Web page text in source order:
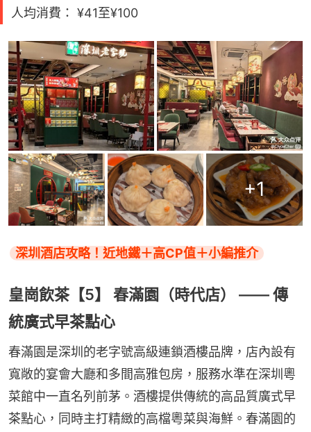
人均消費： ¥41至¥100
+1
深圳酒店攻略！近地鐵＋高CP值＋小編推介
皇崗飲茶【5】 春滿園（時代店） —— 傳
統廣式早茶點心
春滿園是深圳的老字號高級連鎖酒樓品牌，店內設有
寬敞的宴會大廳和多間高雅包房，服務水準在深圳粵
菜館中一直名列前茅。酒樓提供傳統的高品質廣式早
茶點心，同時主打精緻的高檔粵菜與海鮮。春滿園的